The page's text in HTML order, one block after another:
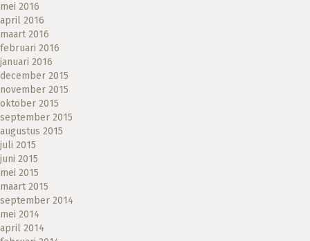
mei 2016
april 2016
maart 2016
februari 2016
januari 2016
december 2015
november 2015
oktober 2015
september 2015
augustus 2015
juli 2015
juni 2015
mei 2015
maart 2015
september 2014
mei 2014
april 2014